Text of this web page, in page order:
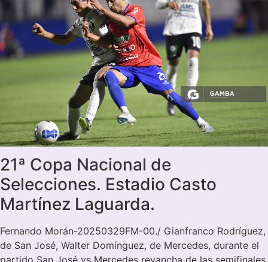
21ª Copa Nacional de
Selecciones. Estadio Casto
Martínez Laguarda.
Fernando Morán-20250329FM-00./ Gianfranco Rodríguez,
de San José, Walter Domínguez, de Mercedes, durante el
partido San José vs Mercedes revancha de las semifinales